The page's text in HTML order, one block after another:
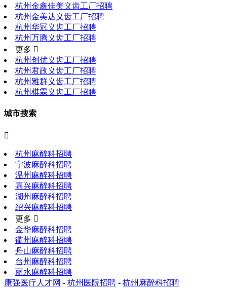
杭州金鑫佳美义齿工厂招聘
杭州金美达义齿工厂招聘
杭州华冠义齿工厂招聘
杭州万腾义齿工厂招聘
更多 
杭州创优义齿工厂招聘
杭州君政义齿工厂招聘
杭州雅群义齿工厂招聘
杭州棋霖义齿工厂招聘
城市搜索

杭州麻醉科招聘
宁波麻醉科招聘
温州麻醉科招聘
嘉兴麻醉科招聘
湖州麻醉科招聘
绍兴麻醉科招聘
更多 
金华麻醉科招聘
衢州麻醉科招聘
舟山麻醉科招聘
台州麻醉科招聘
丽水麻醉科招聘
康强医疗人才网 - 杭州医院招聘 - 杭州麻醉科招聘